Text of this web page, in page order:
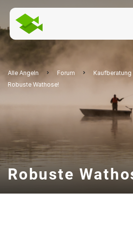
Alle Angeln Forum
Robuste Wathose!
Robuste